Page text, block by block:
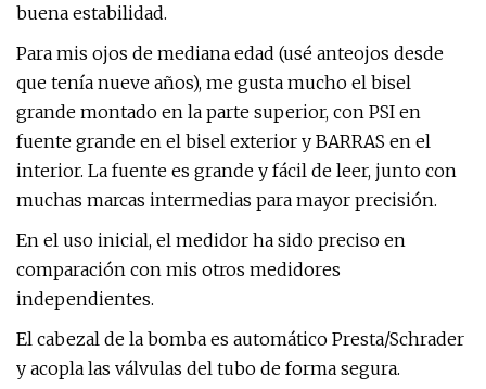
buena estabilidad.
Para mis ojos de mediana edad (usé anteojos desde
que tenía nueve años), me gusta mucho el bisel
grande montado en la parte superior, con PSI en
fuente grande en el bisel exterior y BARRAS en el
interior. La fuente es grande y fácil de leer, junto con
muchas marcas intermedias para mayor precisión.
En el uso inicial, el medidor ha sido preciso en
comparación con mis otros medidores
independientes.
El cabezal de la bomba es automático Presta/Schrader
y acopla las válvulas del tubo de forma segura.